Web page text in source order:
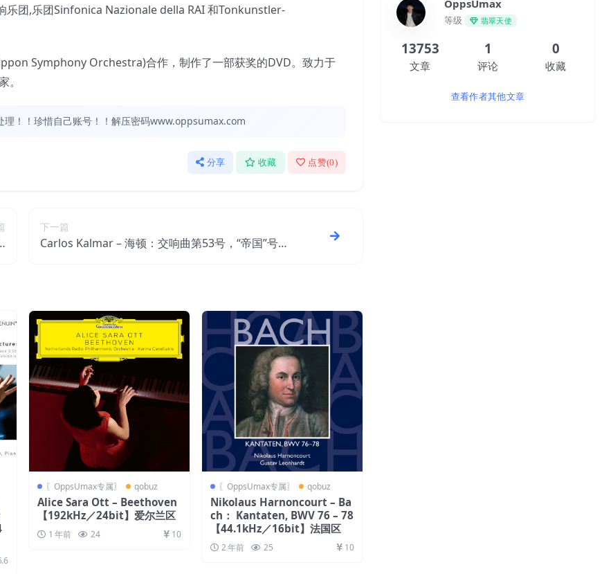
乐团,乐团Sinfonica Nazionale della RAI 和Tonkunstler-
Symphony Orchestra)合作，制作了一部获奖的DVD。致力于
理！！珍惜自己账号！！解压密码www.oppsumax.com
分享 收藏 点赞(0)
下一篇
Carlos Kalmar – 海顿：交响曲第53号，“帝国”号，
〖OppsUmax专属〗 qobuz
Alice Sara Ott – Beethoven
【192kHz／24bit】爱尔兰区
1 年前 24 10
〖OppsUmax专属〗 qobuz
Nikolaus Harnoncourt – Ba
ch： Kantaten, BWV 76 – 78
【44.1kHz／16bit】法国区
2 年前 25 10
OppsUmax
等级 翡翠天使
13753
文章
1
评论
0
收藏
查看作者其他文章